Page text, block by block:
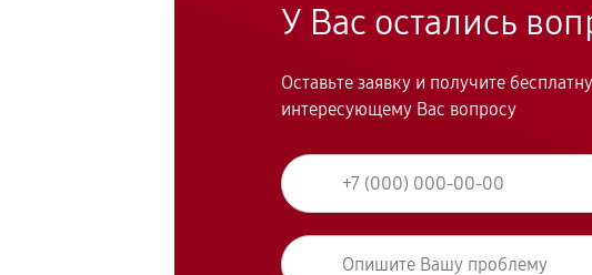
У Вас остались
Оставьте заявку и получите
интересующему Вас вопросу